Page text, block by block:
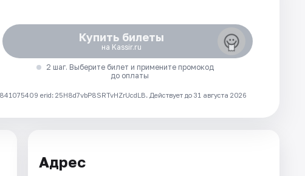
Купить билеты
на Kassir.ru
2 шаг. Выберите билет и примените промокод
до оплаты
erid: 25H8d7vbP8SRTvHZrUcdLB. Действует до 31 августа 2026
Адрес